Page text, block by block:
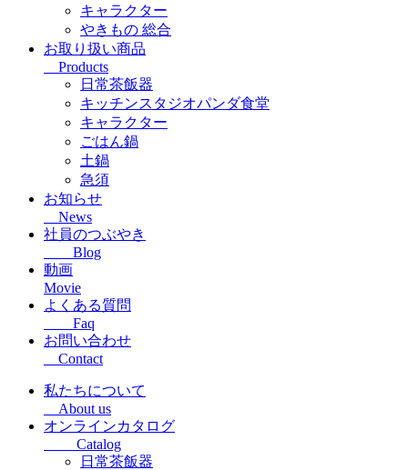
キャラクター
やきもの 総合
お取り扱い商品
Products
日常茶飯器
キッチンスタジオパンダ食堂
キャラクター
ごはん鍋
土鍋
急須
お知らせ
News
社員のつぶやき
Blog
動画
Movie
よくある質問
Faq
お問い合わせ
Contact
私たちについて
About us
オンラインカタログ
Catalog
日常茶飯器